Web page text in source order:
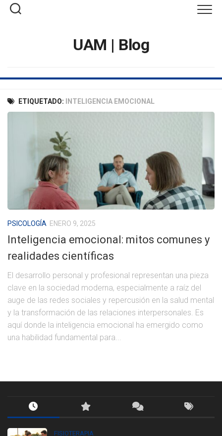
Saltar
UAM | Blog
ETIQUETADO: INTELIGENCIA EMOCIONAL
PSICOLOGÍA ENERO 9, 2025
Inteligencia emocional: mitos comunes y
realidades científicas
El desarrollo personal y profesional representan una pieza
clave en la sociedad moderna, especialmente a raíz del
auge de las redes sociales y repercusión en la salud mental
y la transformación de las relaciones interpersonales. Es
aquí donde la inteligencia emocional ha emergido como
una habilidad fundamental para...
FISIOTERAPIA